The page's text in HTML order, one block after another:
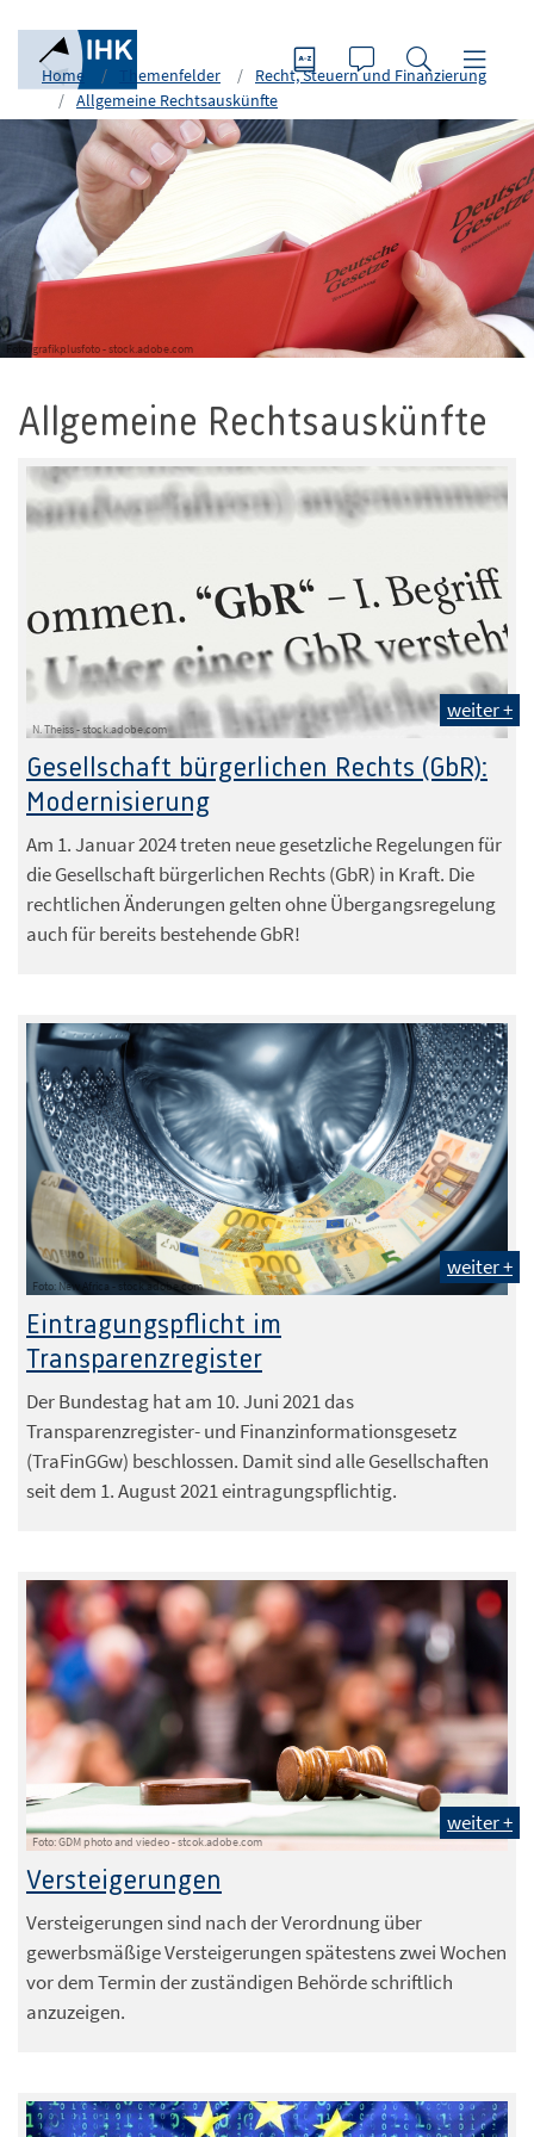
Home Themenfelder
Recht, Steuern und Finanzierung
Allgemeine Rechtsauskünfte
Foto: grafikplusfoto - stock.adobe.com
Allgemeine Rechtsauskünfte
N. Theiss - stock.adobe.com
weiter +
Gesellschaft bürgerlichen Rechts (GbR):
Modernisierung
Am 1. Januar 2024 treten neue gesetzliche Regelungen für
die Gesellschaft bürgerlichen Rechts (GbR) in Kraft. Die
rechtlichen Änderungen gelten ohne Übergangsregelung
auch für bereits bestehende GbR!
Foto: New Africa - stock.adobe.com
weiter +
Eintragungspflicht im
Transparenzregister
Der Bundestag hat am 10. Juni 2021 das
Transparenzregister- und Finanzinformationsgesetz
(TraFinGGw) beschlossen. Damit sind alle Gesellschaften
seit dem 1. August 2021 eintragungspflichtig.
Foto: GDM photo and viedeo - stcok.adobe.com
weiter +
Versteigerungen
Versteigerungen sind nach der Verordnung über
gewerbsmäßige Versteigerungen spätestens zwei Wochen
vor dem Termin der zuständigen Behörde schriftlich
anzuzeigen.